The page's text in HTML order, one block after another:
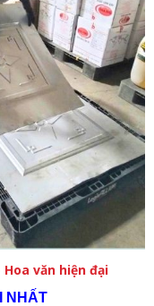
văn hiện đại
NHẤT